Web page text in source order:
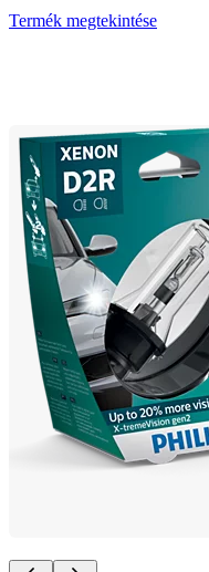
Termék megtekintése